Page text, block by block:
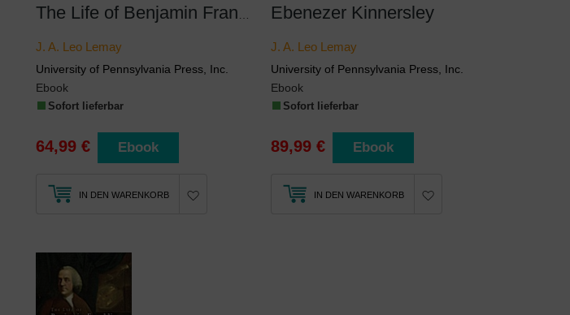
J. A. Leo Lemay
University of Pennsylvania Press, Inc.
Ebook
Sofort lieferbar
64,99 € Ebook
IN DEN WARENKORB
Ebenezer Kinnersley
J. A. Leo Lemay
University of Pennsylvania Press, Inc.
Ebook
Sofort lieferbar
89,99 € Ebook
IN DEN WARENKORB